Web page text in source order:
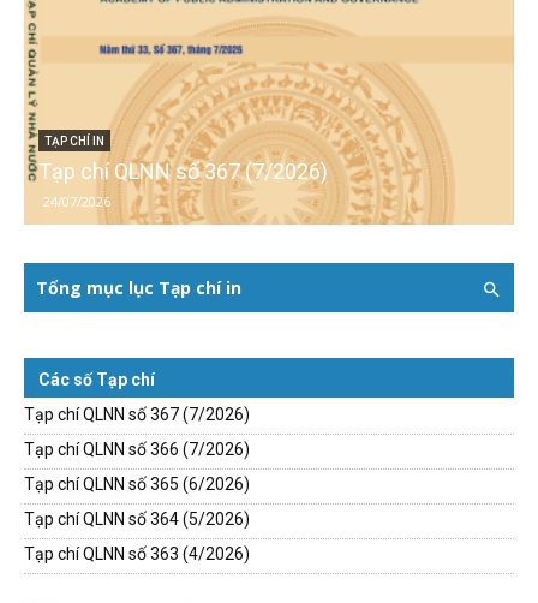
TẠP CHÍ IN
Tạp chí QLNN số 367 (7/2026)
24/07/2026
Tổng mục lục Tạp chí in
Các số Tạp chí
Tạp chí QLNN số 367 (7/2026)
Tạp chí QLNN số 366 (7/2026)
Tạp chí QLNN số 365 (6/2026)
Tạp chí QLNN số 364 (5/2026)
Tạp chí QLNN số 363 (4/2026)